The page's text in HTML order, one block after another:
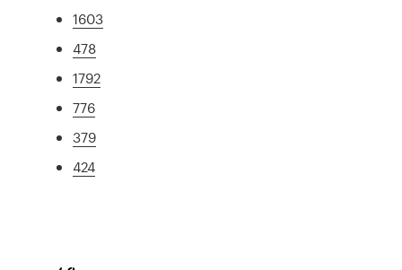
1603
478
1792
776
379
424